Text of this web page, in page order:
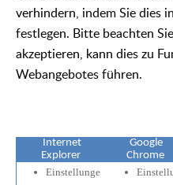
verhindern, indem Sie dies
festlegen. Bitte beachten
akzeptieren, kann dies zu
Webangebotes führen.
Internet
Explorer
Google
Chrome
Einstellunge